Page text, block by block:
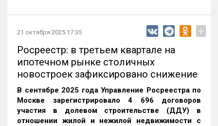
21 октября 2025 17:35 +
Росреестр: в третьем квартале на
ипотечном рынке столичных
новостроек зафиксировано снижение
В сентябре 2025 года Управление Росреестра по
Москве зарегистрировало 4 696 договоров
участия в долевом строительстве (ДДУ) в
отношении жилой и нежилой недвижимости с